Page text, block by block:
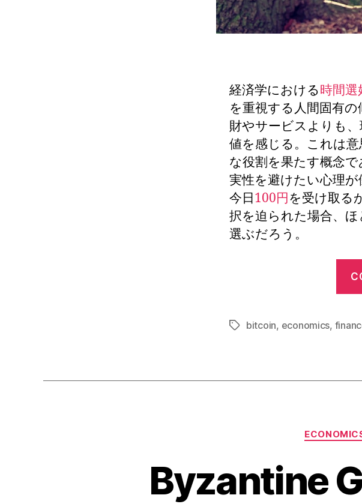
経済学における時間選
を重視する人間固有
財やサービスよりも
値を感じる。これは
な役割を果たす概念
実性を避けたい心理
今日100円を受け取る
択を迫られた場合、
選ぶだろう。
Tagsbitcoin, economics,
Byzantine